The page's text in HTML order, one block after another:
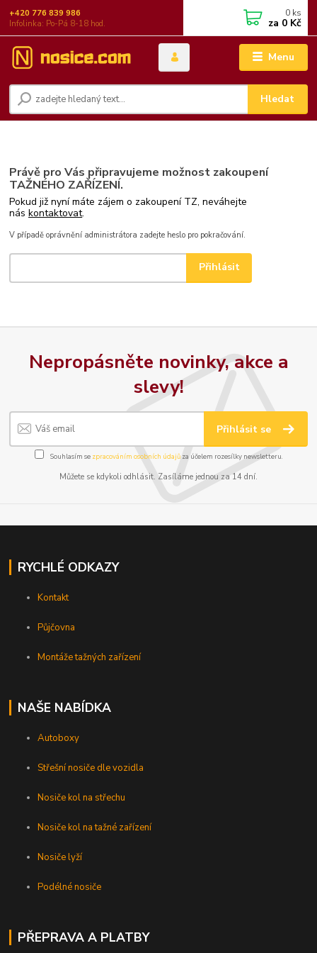
Menu
Hledat
+420 776 839 986
Infolinka: Po-Pá 8-18 hod.
0 ks
za 0 Kč
Právě pro Vás připravujeme možnost zakoupení
TAŽNÉHO ZAŘÍZENÍ.
Pokud již nyní máte zájem o zakoupení TZ, neváhejte
náskontaktovat.
V případě oprávnění administrátora zadejte heslo pro pokračování.
Nepropásněte novinky, akce a
slevy!
Přihlásit se
Souhlasím se zpracováním osobních údajůza účelem rozesílky newsletteru.
Můžete se kdykoli odhlásit. Zasíláme jednou za 14 dní.
RYCHLÉ ODKAZY
Kontakt
Půjčovna
Montáže tažných zařízení
NAŠE NABÍDKA
Autoboxy
Střešní nosiče dle vozidla
Nosiče kol na střechu
Nosiče kol na tažné zařízení
Nosiče lyží
Podélné nosiče
PŘEPRAVA A PLATBY